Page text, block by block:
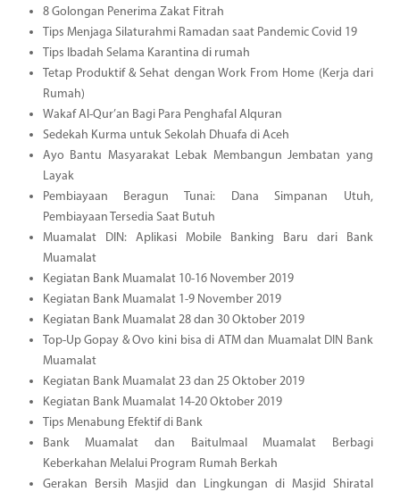
8 Golongan Penerima Zakat Fitrah
Tips Menjaga Silaturahmi Ramadan saat Pandemic Covid 19
Tips Ibadah Selama Karantina di rumah
Tetap Produktif & Sehat dengan Work From Home (Kerja dari
Rumah)
Wakaf Al-Qur’an Bagi Para Penghafal Alquran
Sedekah Kurma untuk Sekolah Dhuafa di Aceh
Ayo Bantu Masyarakat Lebak Membangun Jembatan yang
Layak
Pembiayaan Beragun Tunai: Dana Simpanan Utuh,
Pembiayaan Tersedia Saat Butuh
Muamalat DIN: Aplikasi Mobile Banking Baru dari Bank
Muamalat
Kegiatan Bank Muamalat 10-16 November 2019
Kegiatan Bank Muamalat 1-9 November 2019
Kegiatan Bank Muamalat 28 dan 30 Oktober 2019
Top-Up Gopay & Ovo kini bisa di ATM dan Muamalat DIN Bank
Muamalat
Kegiatan Bank Muamalat 23 dan 25 Oktober 2019
Kegiatan Bank Muamalat 14-20 Oktober 2019
Tips Menabung Efektif di Bank
Bank Muamalat dan Baitulmaal Muamalat Berbagi
Keberkahan Melalui Program Rumah Berkah
Gerakan Bersih Masjid dan Lingkungan di Masjid Shiratal